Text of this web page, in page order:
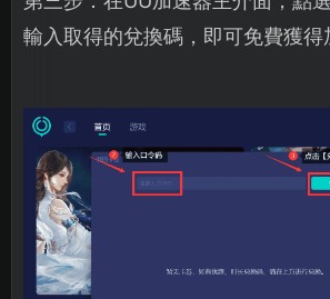
輸入取得的兌換碼，即可免費獲得